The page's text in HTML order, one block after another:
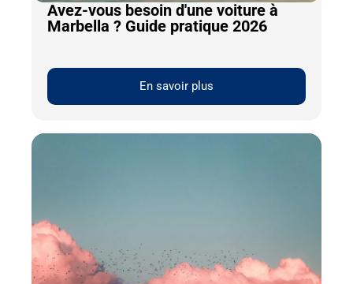
Avez-vous besoin d'une voiture à
Marbella ? Guide pratique 2026
En savoir plus